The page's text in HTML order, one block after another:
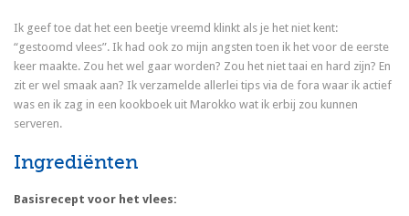
Ik geef toe dat het een beetje vreemd klinkt als je het niet kent:
“gestoomd vlees”. Ik had ook zo mijn angsten toen ik het voor de eerste
keer maakte. Zou het wel gaar worden? Zou het niet taai en hard zijn? En
zit er wel smaak aan? Ik verzamelde allerlei tips via de fora waar ik actief
was en ik zag in een kookboek uit Marokko wat ik erbij zou kunnen
serveren.
Ingrediënten
Basisrecept voor het vlees: